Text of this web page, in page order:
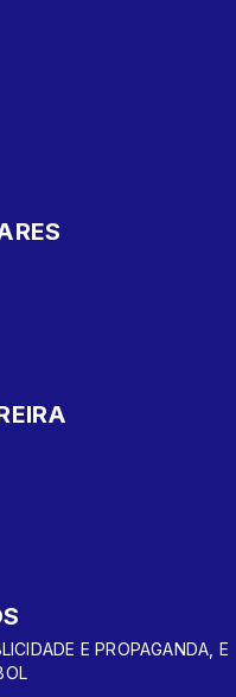
E PROPAGANDA, E